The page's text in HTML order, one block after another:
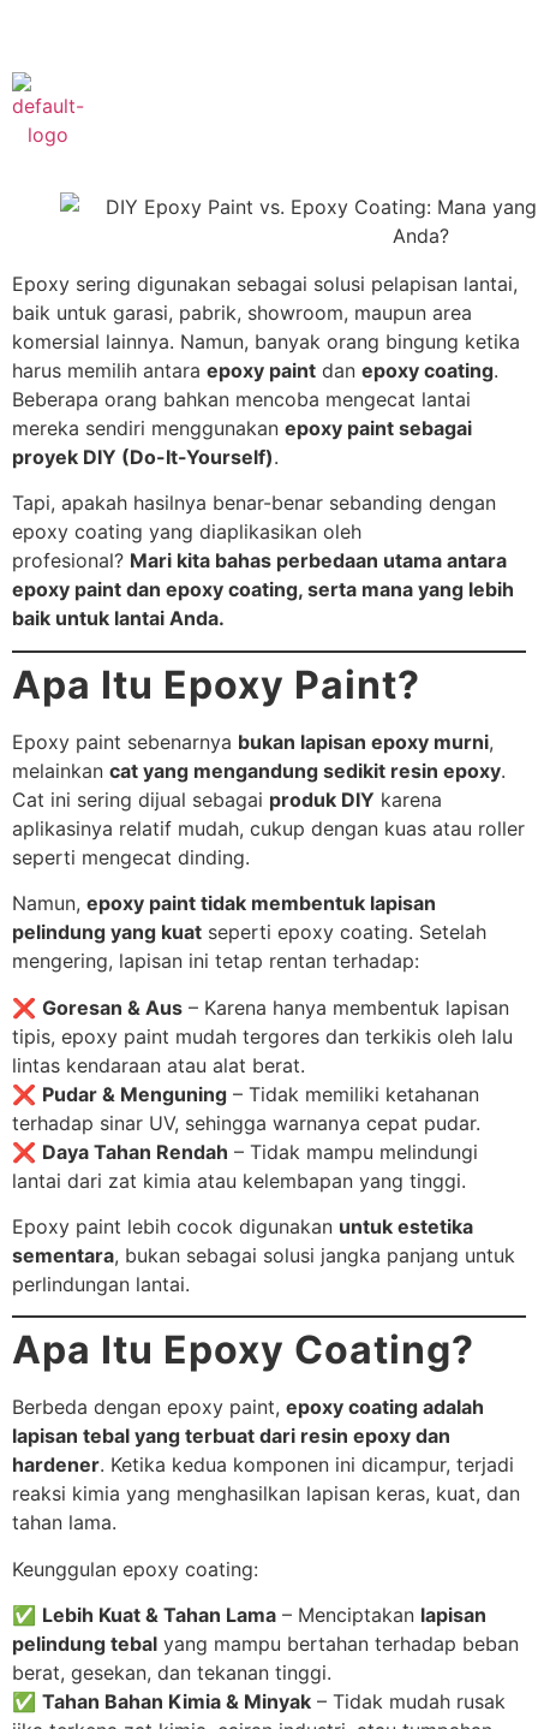
Epoxy sering digunakan sebagai solusi pelapisan lantai,
baik untuk garasi, pabrik, showroom, maupun area
komersial lainnya. Namun, banyak orang bingung ketika
harus memilih antara epoxy paint dan epoxy coating.
Beberapa orang bahkan mencoba mengecat lantai
mereka sendiri menggunakan epoxy paint sebagai
proyek DIY (Do-It-Yourself).
Tapi, apakah hasilnya benar-benar sebanding dengan
epoxy coating yang diaplikasikan oleh
profesional? Mari kita bahas perbedaan utama antara
epoxy paint dan epoxy coating, serta mana yang lebih
baik untuk lantai Anda.
Apa Itu Epoxy Paint?
Epoxy paint sebenarnya bukan lapisan epoxy murni,
melainkan cat yang mengandung sedikit resin epoxy.
Cat ini sering dijual sebagai produk DIY karena
aplikasinya relatif mudah, cukup dengan kuas atau roller
seperti mengecat dinding.
Namun, epoxy paint tidak membentuk lapisan
pelindung yang kuat seperti epoxy coating. Setelah
mengering, lapisan ini tetap rentan terhadap:
❌ Goresan & Aus – Karena hanya membentuk lapisan
tipis, epoxy paint mudah tergores dan terkikis oleh lalu
lintas kendaraan atau alat berat.
❌ Pudar & Menguning – Tidak memiliki ketahanan
terhadap sinar UV, sehingga warnanya cepat pudar.
❌ Daya Tahan Rendah – Tidak mampu melindungi
lantai dari zat kimia atau kelembapan yang tinggi.
Epoxy paint lebih cocok digunakan untuk estetika
sementara, bukan sebagai solusi jangka panjang untuk
perlindungan lantai.
Apa Itu Epoxy Coating?
Berbeda dengan epoxy paint, epoxy coating adalah
lapisan tebal yang terbuat dari resin epoxy dan
hardener. Ketika kedua komponen ini dicampur, terjadi
reaksi kimia yang menghasilkan lapisan keras, kuat, dan
tahan lama.
Keunggulan epoxy coating:
✅ Lebih Kuat & Tahan Lama – Menciptakan lapisan
pelindung tebal yang mampu bertahan terhadap beban
berat, gesekan, dan tekanan tinggi.
✅ Tahan Bahan Kimia & Minyak – Tidak mudah rusak